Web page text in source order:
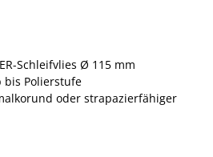
Schleifvlies Ø 115 mm
bis Polierstufe
oder strapazierfähiger